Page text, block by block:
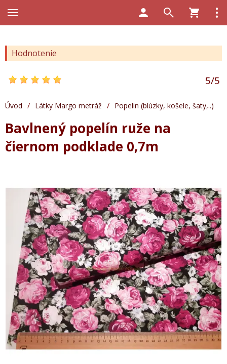
Hodnotenie
5/5
Úvod / Látky Margo metráž / Popelin (blúzky, košele, šaty,..)
Bavlnený popelín ruže na
čiernom podklade 0,7m